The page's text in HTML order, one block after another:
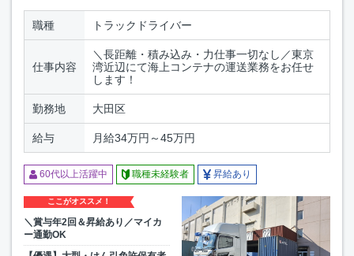
職種 トラックドライバー
仕事内容
＼長距離・積み込み・力仕事一切なし／東京
湾近辺にて海上コンテナの運送業務をお任せ
します！
勤務地 大田区
給与 月給34万円～45万円
60代以上活躍中 職種未経験者 昇給あり
ここがオススメ！
＼賞与年2回＆昇給あり／マイカ
ー通勤OK